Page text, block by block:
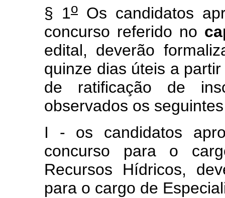
§ 1o Os candidatos
concurso referido no
edital, deverão
quinze dias úteis a
de ratificação de
observados os
I - os candidatos
concurso para o
Recursos Hídricos,
para o cargo de